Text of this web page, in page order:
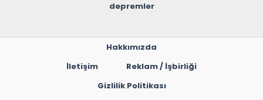
depremler
Hakkımızda
İletişim
Reklam / İşbirliği
Gizlilik Politikası